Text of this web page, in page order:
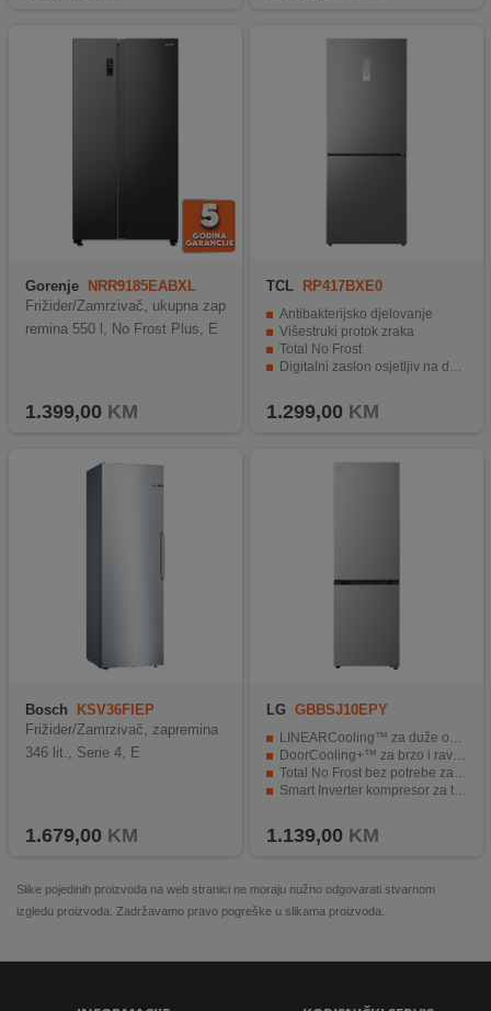
Gorenje
NRR9185EABXL
Frižider/Zamrzivač, ukupna zap
remina 550 l, No Frost Plus, E
1.399,00 KM
TCL RP417BXE0
Antibakterijsko djelovanje
Višestruki protok zraka
Total No Frost
Digitalni zaslon osjetljiv na dodir
1.299,00 KM
Bosch
KSV36FIEP
Frižider/Zamrzivač, zapremina
346 lit., Serie 4, E
1.679,00 KM
LG GBBSJ10EPY
LINEARCooling™ za duže očuvanje svježine namirnica
DoorCooling+™ za brzo i ravnomjerno hlađenje
Total No Frost bez potrebe za odmrzavanjem
Smart Inverter kompresor za tih i ekonomičan rad
1.139,00 KM
Slike pojedinih proizvoda na web stranici ne moraju nužno odgovarati stvarnom
izgledu proizvoda. Zadržavamo pravo pogreške u slikama proizvoda.